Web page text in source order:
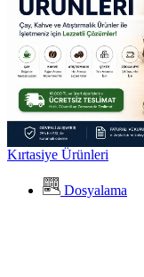
Kırtasiye Ürünleri
Dosyalama